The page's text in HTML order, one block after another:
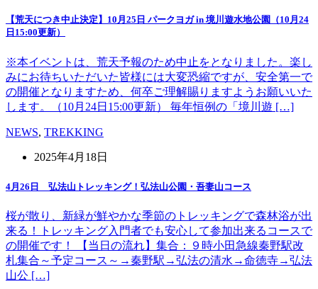
【荒天につき中止決定】10月25日 パークヨガ in 境川遊水地公園（10月24
日15:00更新）
※本イベントは、荒天予報のため中止をとなりました。楽し
みにお待ちいただいた皆様には大変恐縮ですが、安全第一で
の開催となりますため、何卒ご理解賜りますようお願いいた
します。（10月24日15:00更新） 毎年恒例の「境川遊 […]
NEWS, TREKKING
2025年4月18日
4月26日 弘法山トレッキング！弘法山公園・吾妻山コース
桜が散り、新緑が鮮やかな季節のトレッキングで森林浴が出
来る！トレッキング入門者でも安心して参加出来るコースで
の開催です！ 【当日の流れ】集合：９時小田急線秦野駅改
札集合～予定コース～→秦野駅→弘法の清水→命徳寺→弘法
山公 […]